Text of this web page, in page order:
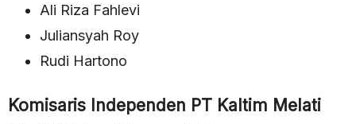
Ali Riza Fahlevi
Juliansyah Roy
Rudi Hartono
Komisaris Independen PT Kaltim Melati